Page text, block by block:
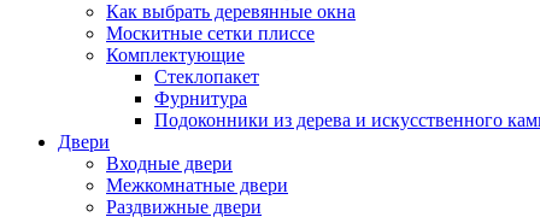
Как выбрать деревянные окна
Москитные сетки плиссе
Комплектующие
Стеклопакет
Фурнитура
Подоконники из дерева и искусственного
Двери
Входные двери
Межкомнатные двери
Раздвижные двери